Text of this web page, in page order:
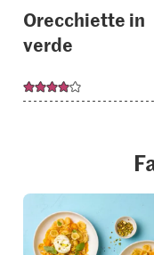
Orecchiette in
verde